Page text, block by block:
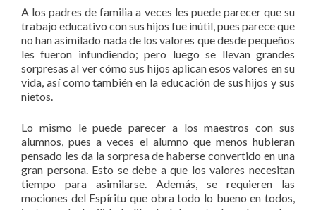
A los padres de familia a veces les puede parecer que su
trabajo educativo con sus hijos fue inútil, pues parece que
no han asimilado nada de los valores que desde pequeños
les fueron infundiendo; pero luego se llevan grandes
sorpresas al ver cómo sus hijos aplican esos valores en su
vida, así como también en la educación de sus hijos y sus
nietos.
Lo mismo le puede parecer a los maestros con sus
alumnos, pues a veces el alumno que menos hubieran
pensado les da la sorpresa de haberse convertido en una
gran persona. Esto se debe a que los valores necesitan
tiempo para asimilarse. Además, se requieren las
mociones del Espíritu que obra todo lo bueno en todos,